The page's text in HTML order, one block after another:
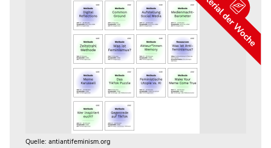
Quelle: antiantifeminism.org